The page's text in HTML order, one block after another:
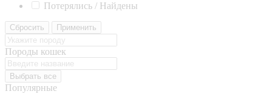
Потерялись / Найдены
Сбросить Применить
Породы кошек
Выбрать все
Популярные